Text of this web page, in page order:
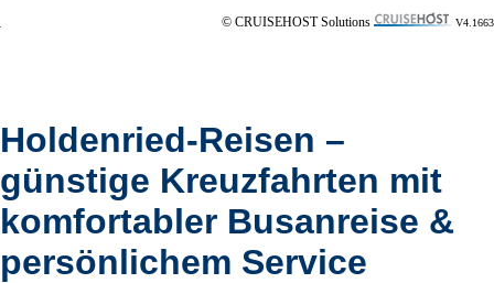
© CRUISEHOST Solutions V4.1663
Holdenried-Reisen –
günstige Kreuzfahrten mit
komfortabler Busanreise &
persönlichem Service